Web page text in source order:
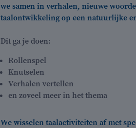
we samen in verhalen, nieuwe
taalontwikkeling op een natuurlijke
Dit ga je doen:
Rollenspel
Knutselen
Verhalen vertellen
en zoveel meer in het thema
We wisselen taalactiviteiten af met